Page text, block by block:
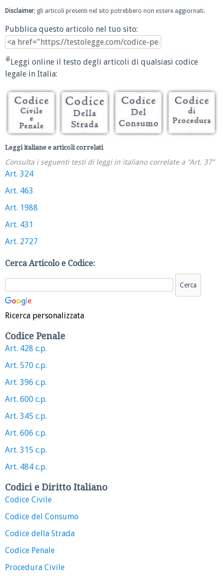
Disclaimer: gli articoli presenti nel sito potrebbero non essere aggiornati.
Pubblica questo articolo nel tuo sito:
Leggi online il testo degli articoli di qualsiasi codice
legale in Italia:
Leggi italiane e articoli correlati
Consulta i seguenti testi di leggi in italiano correlate a "Art. 37"
Art. 324
Art. 463
Art. 1988
Art. 431
Art. 2727
Cerca Articolo e Codice:
Ricerca personalizzata
Codice Penale
Art. 428 c.p.
Art. 570 c.p.
Art. 396 c.p.
Art. 600 c.p.
Art. 345 c.p.
Art. 606 c.p.
Art. 315 c.p.
Art. 484 c.p.
Codici e Diritto Italiano
Codice Civile
Codice del Consumo
Codice della Strada
Codice Penale
Procedura Civile